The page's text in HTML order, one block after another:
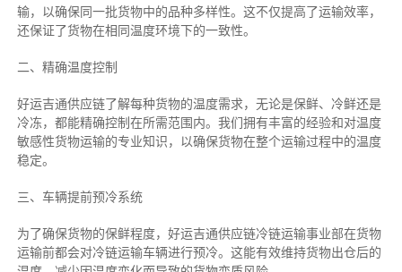
输，以确保同一批货物中的品种多样性。这不仅提高了运输效率，
还保证了货物在相同温度环境下的一致性。
二、 精确温度控制
好运吉通供应链了解每种货物的温度需求，无论是保鲜、冷鲜还是
冷冻，都能精确控制在所需范围内。我们拥有丰富的经验和对温度
敏感性货物运输的专业知识，以确保货物在整个运输过程中的温度
稳定。
三、车辆提前预冷系统
为了确保货物的保鲜程度，好运吉通供应链冷链运输事业部在货物
运输前都会对冷链运输车辆进行预冷。这能有效维持货物出仓后的